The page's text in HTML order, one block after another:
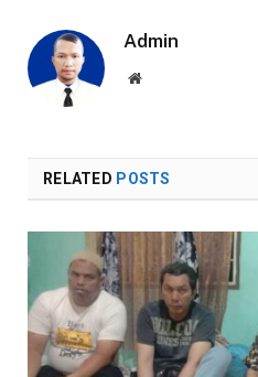
Admin
Website
RELATED POSTS